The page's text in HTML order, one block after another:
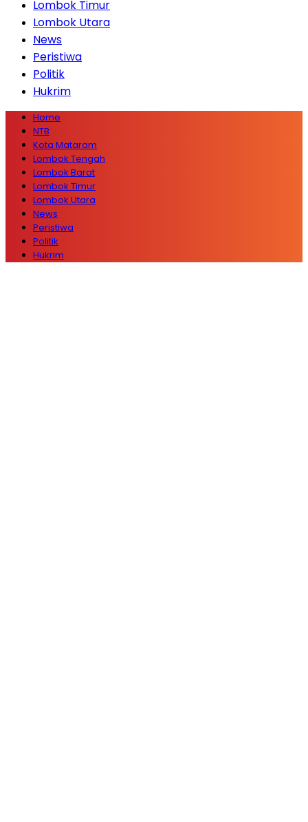
Lombok Timur
Lombok Utara
News
Peristiwa
Politik
Hukrim
Home
NTB
Kota Mataram
Lombok Tengah
Lombok Barat
Lombok Timur
Lombok Utara
News
Peristiwa
Politik
Hukrim